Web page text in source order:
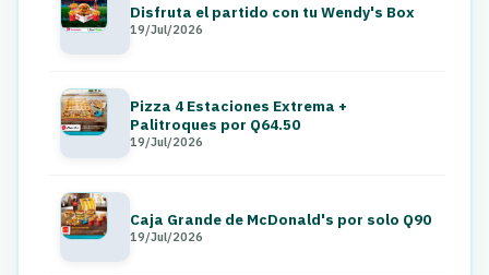
Disfruta el partido con tu Wendy's Box
19/Jul/2026
Pizza 4 Estaciones Extrema +
Palitroques por Q64.50
19/Jul/2026
Caja Grande de McDonald's por solo Q90
19/Jul/2026